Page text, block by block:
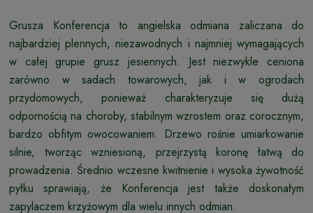
Grusza Konferencja to angielska odmiana zaliczana do
najbardziej plennych, niezawodnych i najmniej wymagających
w całej grupie grusz jesiennych. Jest niezwykle ceniona
zarówno w sadach towarowych, jak i w ogrodach
przydomowych, ponieważ charakteryzuje się dużą
odpornością na choroby, stabilnym wzrostem oraz corocznym,
bardzo obfitym owocowaniem. Drzewo rośnie umiarkowanie
silnie, tworząc wzniesioną, przejrzystą koronę łatwą do
prowadzenia. Średnio wczesne kwitnienie i wysoka żywotność
pyłku sprawiają, że Konferencja jest także doskonałym
zapylaczem krzyżowym dla wielu innych odmian.